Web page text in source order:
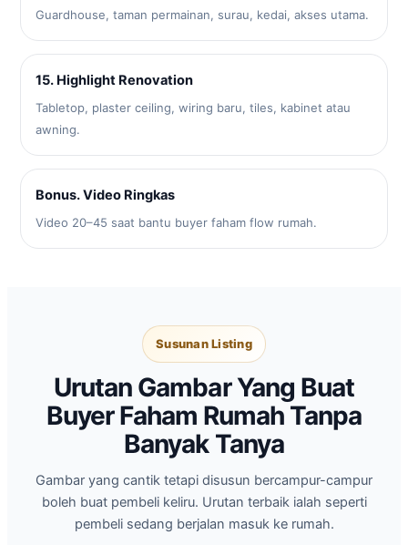
Guardhouse, taman permainan, surau, kedai, akses utama.
15. Highlight Renovation
Tabletop, plaster ceiling, wiring baru, tiles, kabinet atau
awning.
Bonus. Video Ringkas
Video 20–45 saat bantu buyer faham flow rumah.
Susunan Listing
Urutan Gambar Yang Buat
Buyer Faham Rumah Tanpa
Banyak Tanya
Gambar yang cantik tetapi disusun bercampur-campur
boleh buat pembeli keliru. Urutan terbaik ialah seperti
pembeli sedang berjalan masuk ke rumah.